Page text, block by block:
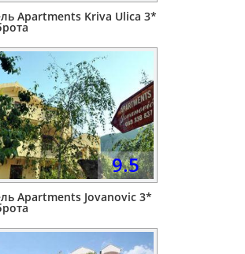
Apartments Kriva Ulica 3*
9.5
Apartments Jovanovic 3*